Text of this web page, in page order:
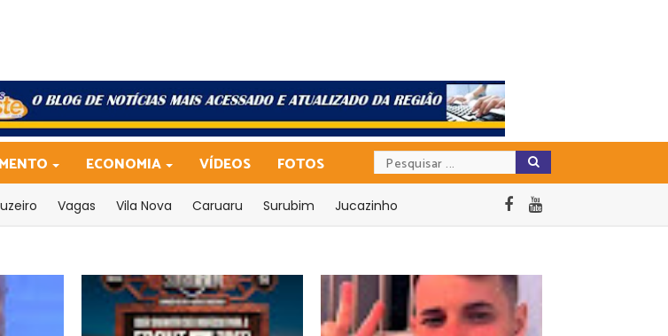
ECONOMIA VÍDEOS FOTOS
Vagas Vila Nova Caruaru Surubim Jucazinho